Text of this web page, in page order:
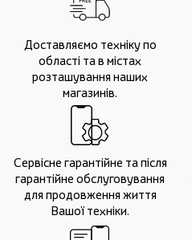
Доставляємо техніку по
області та в містах
розташування наших
магазинів.
Сервісне гарантійне та після
гарантійне обслуговування
для продовження життя
Вашої техніки.